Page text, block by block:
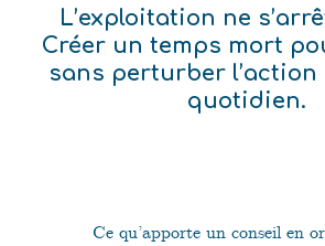
L’exploitation ne
Créer un temps mort
sans perturber l’action
quotidien.
Ce qu’apporte un conseil en